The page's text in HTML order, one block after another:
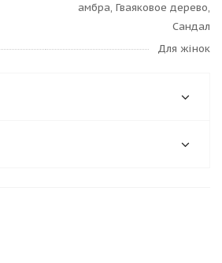
амбра, Гваяковое дерево,
Сандал
Для жінок